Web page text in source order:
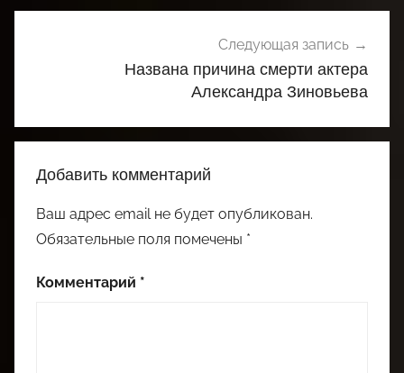
Следующая запись
Названа причина смерти актера
Александра Зиновьева
Добавить комментарий
Ваш адрес email не будет опубликован.
Обязательные поля помечены *
Комментарий *